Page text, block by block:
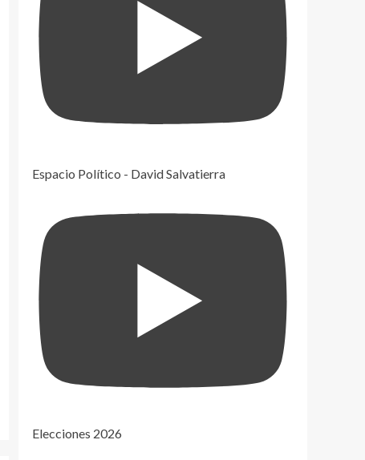
Espacio Político - David Salvatierra
Elecciones 2026